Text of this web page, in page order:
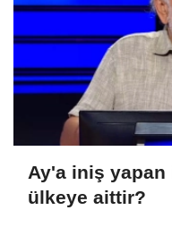
Ay'a iniş yapan
ülkeye aittir?